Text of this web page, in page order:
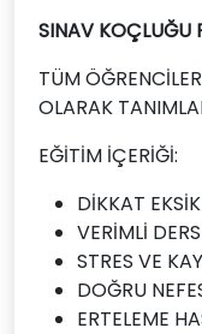
SINAV KOÇLUĞU
TÜM
OLARAK
EĞİTİM İÇERİĞİ:
DİKKAT
VERİMLİ
STRES VE
DOĞRU
ERTELEME